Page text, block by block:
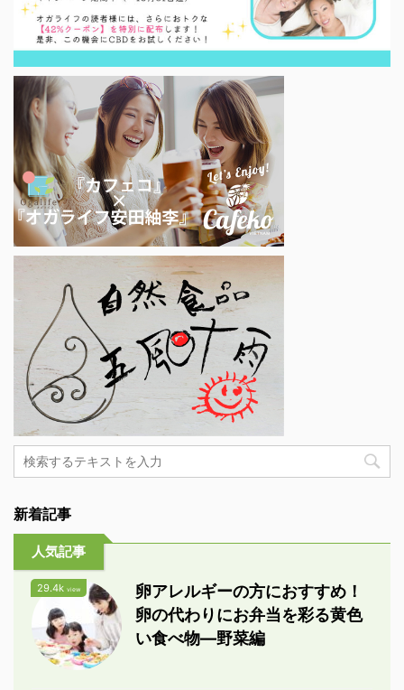
新着記事
人気記事
29.4k view
卵アレルギーの方におすすめ！
卵の代わりにお弁当を彩る黄色
い食べ物―野菜編